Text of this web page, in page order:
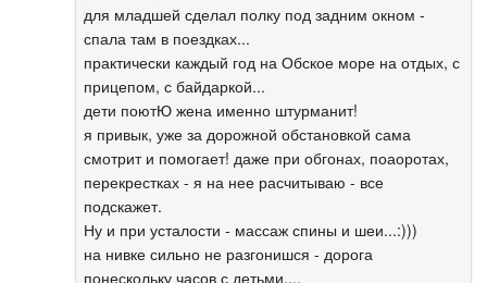
для младшей сделал полку под задним окном -
спала там в поездках...
практически каждый год на Обское море на отдых, с
прицепом, с байдаркой...
дети поютЮ жена именно штурманит!
я привык, уже за дорожной обстановкой сама
смотрит и помогает! даже при обгонах, поаоротах,
перекрестках - я на нее расчитываю - все
подскажет.
Ну и при усталости - массаж спины и шеи...:)))
на нивке сильно не разгонишся - дорога
понескольку часов с детьми....